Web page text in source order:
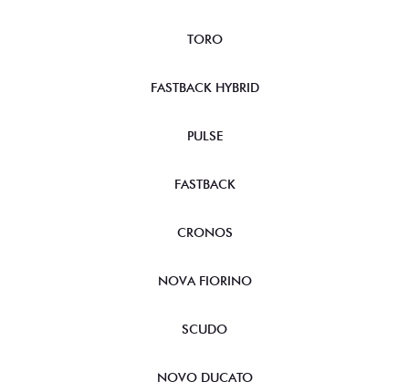
TORO
FASTBACK HYBRID
PULSE
FASTBACK
CRONOS
NOVA FIORINO
SCUDO
NOVO DUCATO